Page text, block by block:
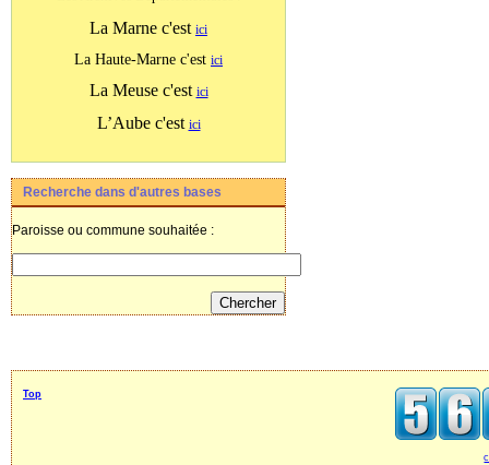
La Marne c'est ici
La Haute-Marne c'est ici
La Meuse c'est ici
L’Aube c'est ici
Recherche dans d'autres bases
Paroisse ou commune souhaitée :
Top